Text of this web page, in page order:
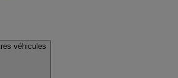
véhicules